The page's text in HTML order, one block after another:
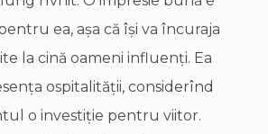
ea, aşa că îşi va încuraja
la cină oameni influenţi. Ea
ospitalităţii, considerînd
o investiţie pentru viitor.